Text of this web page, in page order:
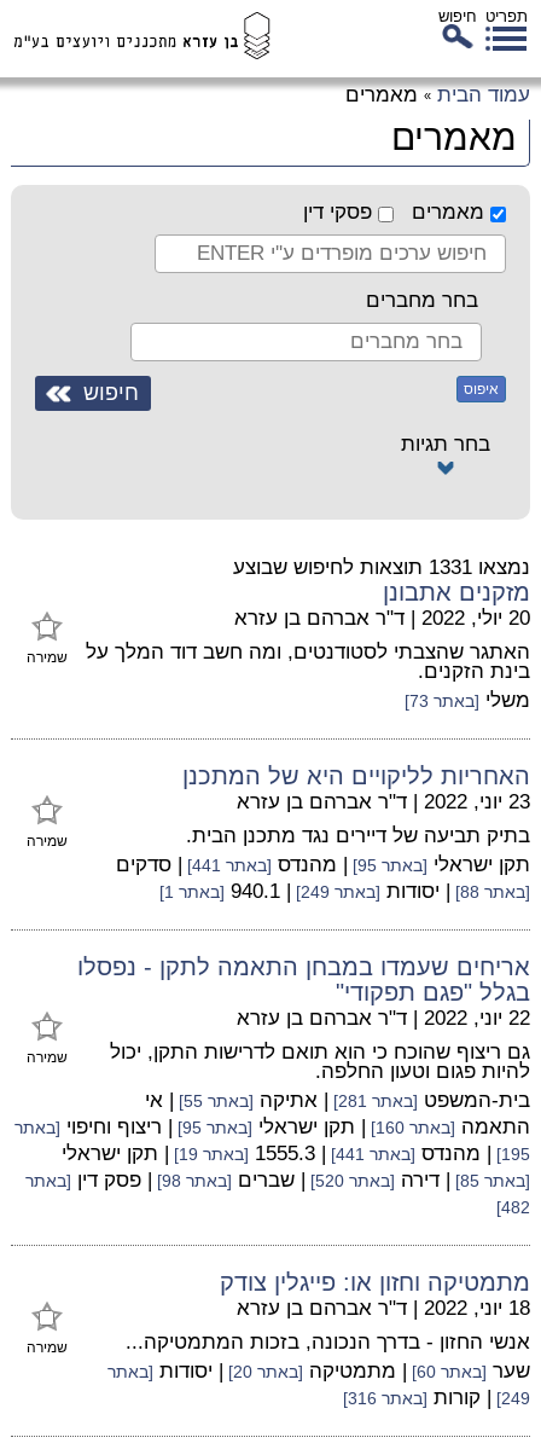
תפריט חיפוש
עמוד הבית » מאמרים
מאמרים
מאמרים פסקי דין
בחר מחברים
איפוס
בחר תגיות
נמצאו 1331 תוצאות לחיפוש שבוצע
מזקנים אתבונן
שמירה
20 יולי, 2022 | ד"ר אברהם בן עזרא
האתגר שהצבתי לסטודנטים, ומה חשב דוד המלך על
בינת הזקנים.
משלי [באתר 73]
האחריות לליקויים היא של המתכנן
שמירה
23 יוני, 2022 | ד"ר אברהם בן עזרא
בתיק תביעה של דיירים נגד מתכנן הבית.
תקן ישראלי [באתר 95] | מהנדס [באתר 441] | סדקים
[באתר 88] | יסודות [באתר 249] | 940.1 [באתר 1]
אריחים שעמדו במבחן התאמה לתקן - נפסלו
בגלל "פגם תפקודי"
שמירה
22 יוני, 2022 | ד"ר אברהם בן עזרא
גם ריצוף שהוכח כי הוא תואם לדרישות התקן, יכול
להיות פגום וטעון החלפה.
בית-המשפט [באתר 281] | אתיקה [באתר 55]
| אי
התאמה [באתר 160] | תקן ישראלי [באתר 95] | ריצוף וחיפוי [באתר
195]
| מהנדס [באתר 441] | 1555.3 [באתר 19] | תקן ישראלי
[באתר 85] | דירה [באתר 520] | שברים [באתר 98] | פסק דין [באתר
482]
מתמטיקה וחזון או: פייגלין צודק
שמירה
18 יוני, 2022 | ד"ר אברהם בן עזרא
אנשי החזון - בדרך הנכונה, בזכות המתמטיקה...
שער [באתר 60] | מתמטיקה [באתר 20] | יסודות [באתר
249]
| קורות [באתר 316]